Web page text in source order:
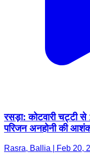
रसड़ा: कोटवारी चट्टी से
परिजन अनहोनी की
Rasra, Ballia | Feb 20,